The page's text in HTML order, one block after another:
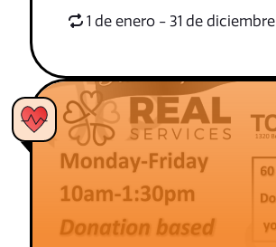
1 de enero - 31 de diciembre